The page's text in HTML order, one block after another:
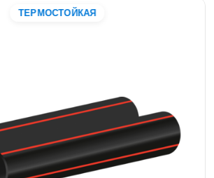
ТЕРМОСТОЙКАЯ